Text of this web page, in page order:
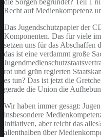
Recht auf Medienkompetenz
Das Jugendschutzpapier der
Komponenten. Das für viele
setzen uns für das Abschaffen
das ist eine verdammt große
rot und grün regierten
es tun? Das ist jetzt die
gerade die Union die
Wir haben immer gesagt:
insbesondere
Initiativen, aber reicht das
allenthalben über